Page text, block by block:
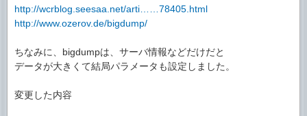
http://wcrblog.seesaa.net/arti……78405.html
http://www.ozerov.de/bigdump/
ちなみに、bigdumpは、サーバ情報などだけだと
データが大きくて結局パラメータも設定しました。
変更した内容